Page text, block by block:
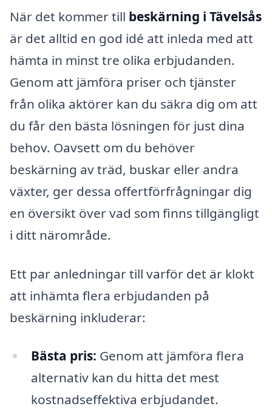
När det kommer till beskärning i Tävelsås
är det alltid en god idé att inleda med att
hämta in minst tre olika erbjudanden.
Genom att jämföra priser och tjänster
från olika aktörer kan du säkra dig om att
du får den bästa lösningen för just dina
behov. Oavsett om du behöver
beskärning av träd, buskar eller andra
växter, ger dessa offertförfrågningar dig
en översikt över vad som finns tillgängligt
i ditt närområde.
Ett par anledningar till varför det är klokt
att inhämta flera erbjudanden på
beskärning inkluderar:
Bästa pris: Genom att jämföra flera
alternativ kan du hitta det mest
kostnadseffektiva erbjudandet.